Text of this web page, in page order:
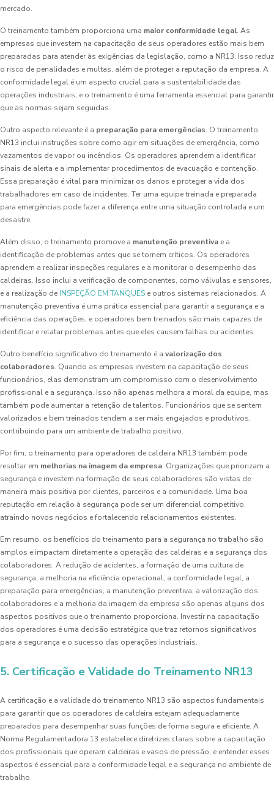
mercado.
O treinamento também proporciona uma maior conformidade legal. As
empresas que investem na capacitação de seus operadores estão mais bem
preparadas para atender às exigências da legislação, como a NR13. Isso reduz
o risco de penalidades e multas, além de proteger a reputação da empresa. A
conformidade legal é um aspecto crucial para a sustentabilidade das
operações industriais, e o treinamento é uma ferramenta essencial para garantir
que as normas sejam seguidas.
Outro aspecto relevante é a preparação para emergências. O treinamento
NR13 inclui instruções sobre como agir em situações de emergência, como
vazamentos de vapor ou incêndios. Os operadores aprendem a identificar
sinais de alerta e a implementar procedimentos de evacuação e contenção.
Essa preparação é vital para minimizar os danos e proteger a vida dos
trabalhadores em caso de incidentes. Ter uma equipe treinada e preparada
para emergências pode fazer a diferença entre uma situação controlada e um
desastre.
Além disso, o treinamento promove a manutenção preventiva e a
identificação de problemas antes que se tornem críticos. Os operadores
aprendem a realizar inspeções regulares e a monitorar o desempenho das
caldeiras. Isso inclui a verificação de componentes, como válvulas e sensores,
e a realização de INSPEÇÃO EM TANQUES e outros sistemas relacionados. A
manutenção preventiva é uma prática essencial para garantir a segurança e a
eficiência das operações, e operadores bem treinados são mais capazes de
identificar e relatar problemas antes que eles causem falhas ou acidentes.
Outro benefício significativo do treinamento é a valorização dos
colaboradores. Quando as empresas investem na capacitação de seus
funcionários, elas demonstram um compromisso com o desenvolvimento
profissional e a segurança. Isso não apenas melhora a moral da equipe, mas
também pode aumentar a retenção de talentos. Funcionários que se sentem
valorizados e bem treinados tendem a ser mais engajados e produtivos,
contribuindo para um ambiente de trabalho positivo.
Por fim, o treinamento para operadores de caldeira NR13 também pode
resultar em melhorias na imagem da empresa. Organizações que priorizam a
segurança e investem na formação de seus colaboradores são vistas de
maneira mais positiva por clientes, parceiros e a comunidade. Uma boa
reputação em relação à segurança pode ser um diferencial competitivo,
atraindo novos negócios e fortalecendo relacionamentos existentes.
Em resumo, os benefícios do treinamento para a segurança no trabalho são
amplos e impactam diretamente a operação das caldeiras e a segurança dos
colaboradores. A redução de acidentes, a formação de uma cultura de
segurança, a melhoria na eficiência operacional, a conformidade legal, a
preparação para emergências, a manutenção preventiva, a valorização dos
colaboradores e a melhoria da imagem da empresa são apenas alguns dos
aspectos positivos que o treinamento proporciona. Investir na capacitação
dos operadores é uma decisão estratégica que traz retornos significativos
para a segurança e o sucesso das operações industriais.
5. Certificação e Validade do Treinamento NR13
A certificação e a validade do treinamento NR13 são aspectos fundamentais
para garantir que os operadores de caldeira estejam adequadamente
preparados para desempenhar suas funções de forma segura e eficiente. A
Norma Regulamentadora 13 estabelece diretrizes claras sobre a capacitação
dos profissionais que operam caldeiras e vasos de pressão, e entender esses
aspectos é essencial para a conformidade legal e a segurança no ambiente de
trabalho.